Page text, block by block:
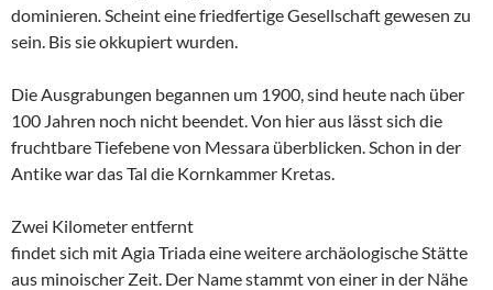
dominieren.Scheint eine friedfertige Gesellschaft gewesen zu
sein. Bis sie okkupiert wurden.
Die Ausgrabungen begannen um 1900, sind heute nach über
100 Jahren noch nicht beendet. Von hier aus lässt sich die
fruchtbare Tiefebene von Messara überblicken. Schon in der
Antike war das Tal die Kornkammer Kretas.
Zwei Kilometer entfernt
findet sich mit Agia Triada eine weitere archäologische Stätte
aus minoischer Zeit. Der Name stammt von einer in der Nähe